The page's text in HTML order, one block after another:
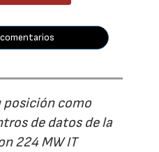
posición como
de datos de la
224 MW IT